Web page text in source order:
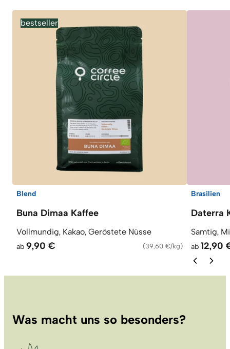
bestseller
Blend
Buna Dimaa Kaffee
Vollmundig, Kakao, Geröstete Nüsse
ab 9,90 € (39,60 €/kg)
Brasilien
Daterra
Samtig,
ab 12,90
Was macht uns so besonders?